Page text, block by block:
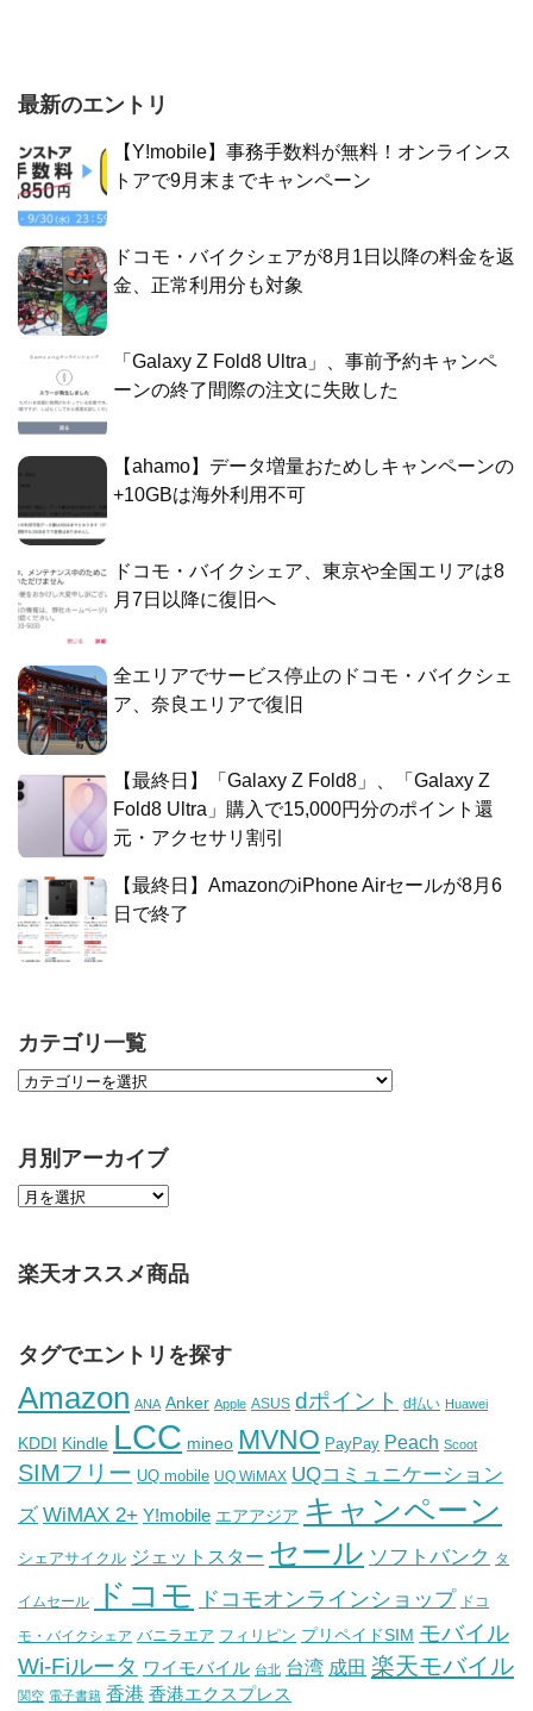
最新のエントリ
【Y!mobile】事務手数料が無料！オンラインス
トアで9月末までキャンペーン
ドコモ・バイクシェアが8月1日以降の料金を返
金、正常利用分も対象
「Galaxy Z Fold8 Ultra」、事前予約キャンペ
ーンの終了間際の注文に失敗した
【ahamo】データ増量おためしキャンペーンの
+10GBは海外利用不可
ドコモ・バイクシェア、東京や全国エリアは8
月7日以降に復旧へ
全エリアでサービス停止のドコモ・バイクシェ
ア、奈良エリアで復旧
【最終日】「Galaxy Z Fold8」、「Galaxy Z
Fold8 Ultra」購入で15,000円分のポイント還
元・アクセサリ割引
【最終日】AmazonのiPhone Airセールが8月6
日で終了
カテゴリ一覧
月別アーカイブ
楽天オススメ商品
タグでエントリを探す
Amazon ANA Anker Apple ASUS dポイント d払い Huawei
KDDI Kindle LCC mineo MVNO PayPay Peach Scoot
SIMフリー UQ mobile UQ WiMAX UQコミュニケーション
ズ WiMAX 2+ Y!mobile エアアジア キャンペーン
シェアサイクル ジェットスター セール ソフトバンク タ
イムセール ドコモ ドコモオンラインショップ ドコ
モ・バイクシェア バニラエア フィリピン プリペイドSIM モバイル
Wi-Fiルータ ワイモバイル 台北 台湾 成田 楽天モバイル
関空 電子書籍 香港 香港エクスプレス